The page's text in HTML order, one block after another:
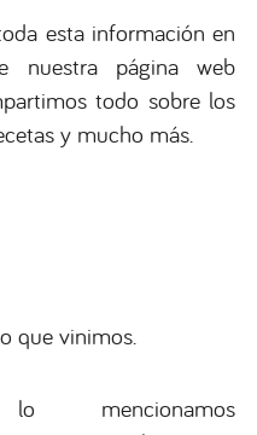
esta información en
nuestra página web
todo sobre los
y mucho más.
que vinimos.
mencionamos